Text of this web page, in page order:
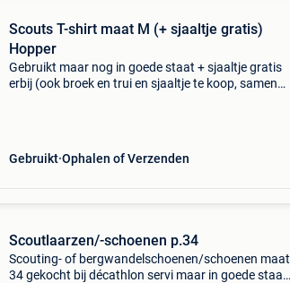
Scouts T-shirt maat M (+ sjaaltje gratis)
Hopper
Gebruikt maar nog in goede staat + sjaaltje gratis
erbij (ook broek en trui en sjaaltje te koop, samen
Gebruikt Ophalen of Verzenden
Scoutlaarzen/-schoenen p.34
Scouting- of bergwandelschoenen/schoenen maat
34 gekocht bij décathlon servi maar in goede staat